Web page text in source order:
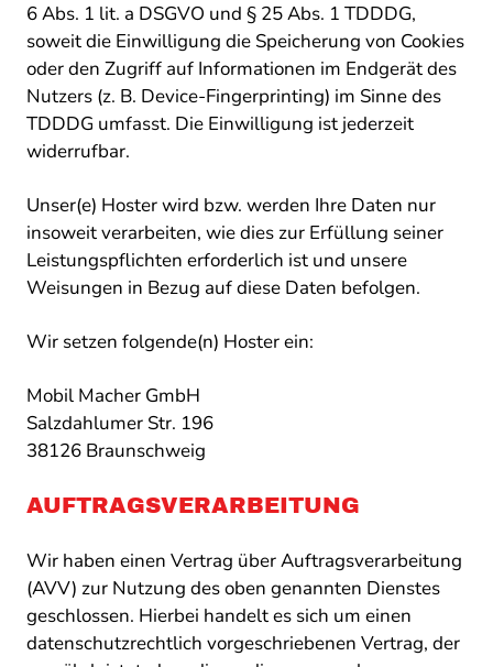
6 Abs. 1 lit. a DSGVO und § 25 Abs. 1 TDDDG,
soweit die Einwilligung die Speicherung von Cookies
oder den Zugriff auf Informationen im Endgerät des
Nutzers (z. B. Device-Fingerprinting) im Sinne des
TDDDG umfasst. Die Einwilligung ist jederzeit
widerrufbar.
Unser(e) Hoster wird bzw. werden Ihre Daten nur
insoweit verarbeiten, wie dies zur Erfüllung seiner
Leistungspflichten erforderlich ist und unsere
Weisungen in Bezug auf diese Daten befolgen.
Wir setzen folgende(n) Hoster ein:
Mobil Macher GmbH
Salzdahlumer Str. 196
38126 Braunschweig
AUFTRAGSVERARBEITUNG
Wir haben einen Vertrag über Auftragsverarbeitung
(AVV) zur Nutzung des oben genannten Dienstes
geschlossen. Hierbei handelt es sich um einen
datenschutzrechtlich vorgeschriebenen Vertrag, der